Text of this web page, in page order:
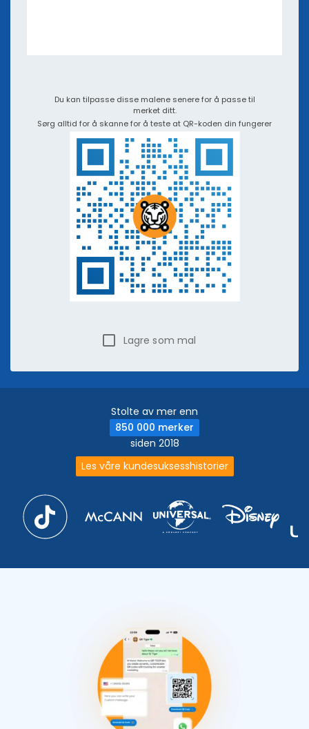
Du kan tilpasse disse malene senere for å passe til
merket ditt.
Sørg alltid for å skanne for å teste at QR-koden din fungerer
Lagre som mal
Stolte av mer enn
850 000 merker
siden 2018
Les våre kundesuksesshistorier